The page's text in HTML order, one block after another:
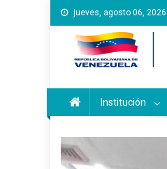
Saltar
al
contenido
jueves, agosto 06, 2026
Instituto
Inces
Institución